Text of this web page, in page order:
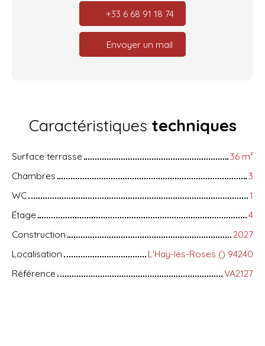
+33 6 68 91 18 74
Envoyer un mail
Caractéristiques techniques
Surface terrasse 36 m²
Chambres
3
WC
1
Étage
4
Construction
2027
Localisation
L'Haÿ-les-Roses () 94240
Référence
VA2127